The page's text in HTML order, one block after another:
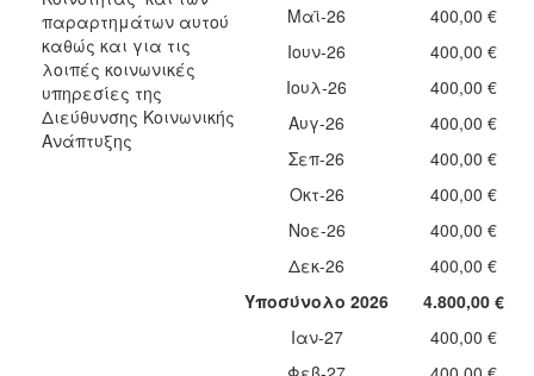
παραρτημάτων αυτού
καθώς και για τις
λοιπές κοινωνικές
υπηρεσίες της
Διεύθυνσης Κοινωνικής
Ανάπτυξης
Μαϊ-26
400,00 €
Ιουν-26
400,00 €
Ιουλ-26
400,00 €
Αυγ-26
400,00 €
Σεπ-26
400,00 €
Οκτ-26
400,00 €
Νοε-26
400,00 €
Δεκ-26
400,00 €
Υποσύνολο 2026
4.800,00 €
Ιαν-27
400,00 €